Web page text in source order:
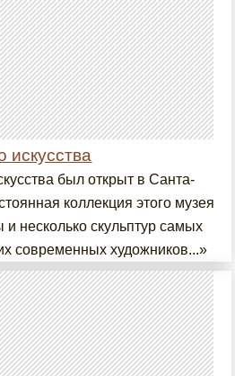
искусства
был открыт в Санта-
коллекция этого музея
и несколько скульптур самых
современных художников...»